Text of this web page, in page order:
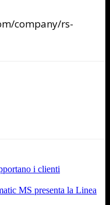
company/rs-
i clienti
MS presenta la Linea